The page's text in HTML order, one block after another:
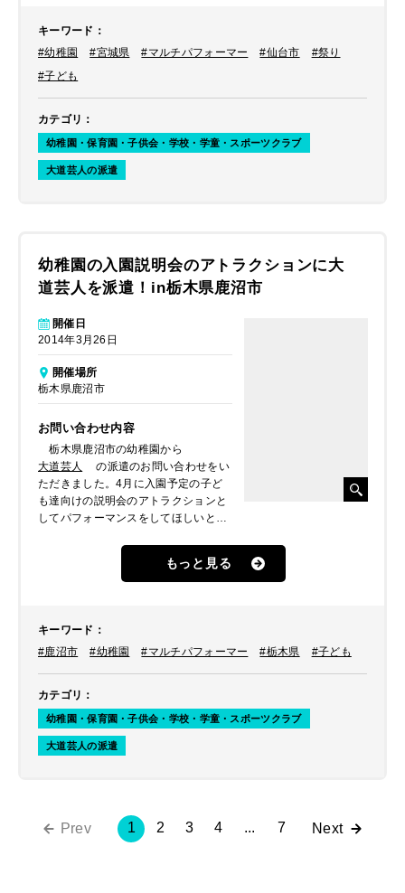
キーワード ：
#幼稚園
#宮城県 #マルチパフォーマー #仙台市
#祭り
#子ども
カテゴリ ：
幼稚園・保育園・子供会・学校・学童・スポーツクラブ
大道芸人の派遣
幼稚園の入園説明会のアトラクションに大
道芸人を派遣！in栃木県鹿沼市
開催日
2014年3月26日
開催場所
栃木県鹿沼市
お問い合わせ内容
栃木県鹿沼市の幼稚園から
大道芸人
の派遣のお問い合わせをい
ただきました。4月に入園予定の子ど
も達向けの説明会のアトラクションと
してパフォーマンスをしてほしいとの
もっと見る
キーワード ：
#鹿沼市
#幼稚園 #マルチパフォーマー #栃木県 #子ども
カテゴリ ：
幼稚園・保育園・子供会・学校・学童・スポーツクラブ
大道芸人の派遣
Prev 1 2 3 4 ... 7 Next